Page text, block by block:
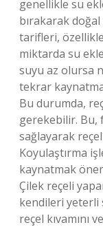
genellikle su
bırakarak doğal
tarifleri,
miktarda su
suyu az olursa
tekrar
Bu durumda,
gerekebilir. Bu,
sağlayarak
Koyulaştırma
kaynatmak
Çilek reçeli
kendileri yeterli
reçel kıvamını